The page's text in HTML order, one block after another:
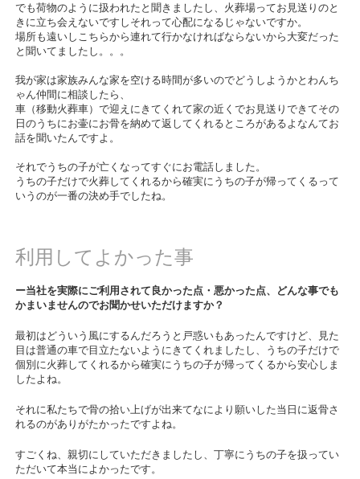
でも荷物のように扱われたと聞きましたし、火葬場ってお見送りのと
きに立ち会えないですしそれって心配になるじゃないですか。
場所も遠いしこちらから連れて行かなければならないから大変だった
と聞いてましたし。。。
我が家は家族みんな家を空ける時間が多いのでどうしようかとわんち
ゃん仲間に相談したら、
車（移動火葬車）で迎えにきてくれて家の近くでお見送りできてその
日のうちにお壷にお骨を納めて返してくれるところがあるよなんてお
話を聞いたんですよ。
それでうちの子が亡くなってすぐにお電話しました。
うちの子だけで火葬してくれるから確実にうちの子が帰ってくるって
いうのが一番の決め手でしたね。
利用してよかった事
ー当社を実際にご利用されて良かった点・悪かった点、どんな事でも
かまいませんのでお聞かせいただけますか？
最初はどういう風にするんだろうと戸惑いもあったんですけど、見た
目は普通の車で目立たないようにきてくれましたし、うちの子だけで
個別に火葬してくれるから確実にうちの子が帰ってくるから安心しま
したよね。
それに私たちで骨の拾い上げが出来てなにより願いした当日に返骨さ
れるのがありがたかったですよね。
すごくね、親切にしていただきましたし、丁寧にうちの子を扱ってい
ただいて本当によかったです。